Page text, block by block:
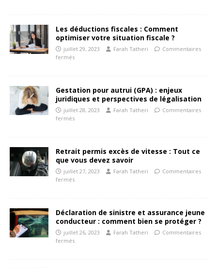
Les déductions fiscales : Comment
optimiser votre situation fiscale ?
juillet 29, 2023 Farah Tatheri
Commentaires
fermés
Gestation pour autrui (GPA) : enjeux
juridiques et perspectives de légalisation
juillet 28, 2023 Farah Tatheri
Commentaires
fermés
Retrait permis excès de vitesse : Tout ce
que vous devez savoir
juillet 27, 2023 Farah Tatheri
Commentaires
fermés
Déclaration de sinistre et assurance jeune
conducteur : comment bien se protéger ?
juillet 26, 2023 Farah Tatheri
Commentaires
fermés